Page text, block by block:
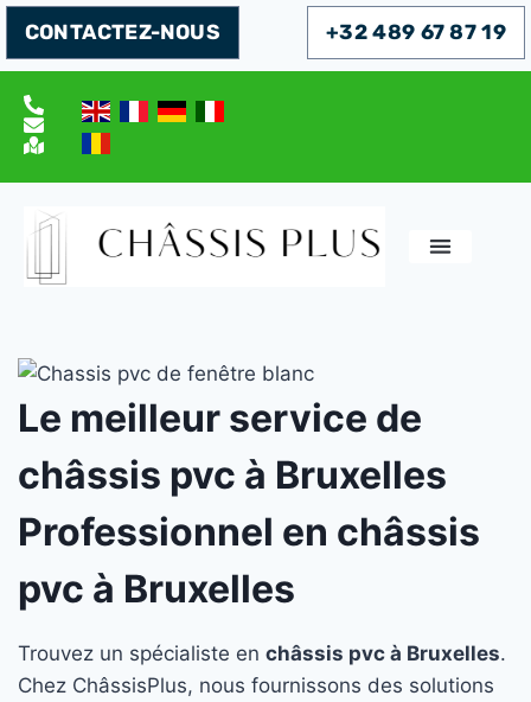
CONTACTEZ-NOUS +32 489 67 87 19
Le meilleur service de
châssis pvc à Bruxelles
Professionnel en châssis
pvc à Bruxelles
Trouvez un spécialiste en châssis pvc à Bruxelles.
Chez ChâssisPlus, nous fournissons des solutions